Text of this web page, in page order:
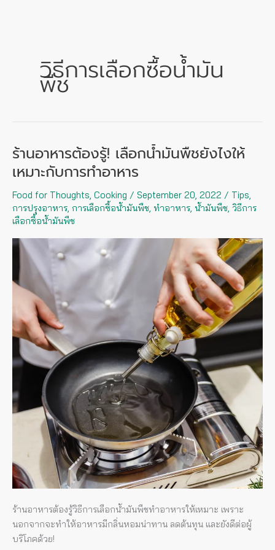
วิธีการเลือกซื้อน้ำมัน
พืช
ร้านอาหารต้องรู้! เลือกน้ำมันพืชยังไงให้
เหมาะกับการทำอาหาร
Food for Thoughts, Cooking / September 20, 2022 / Tips,
การปรุงอาหาร, การเลือกซื้อน้ำมันพืช, ทำอาหาร, น้ำมันพืช, วิธีการ
เลือกซื้อน้ำมันพืช
ร้านอาหารต้องรู้วิธีการเลือกน้ำมันพืชทำอาหารให้เหมาะ เพราะ
นอกจากจะทำให้อาหารมีกลิ่นหอมน่าทาน ลดต้นทุน และยังดีต่อผู้
บริโภคด้วย!
ร้าน
ต้อง
รู้!
เลือก
น้ำมัน
พืช
ไง
ให้
เหมาะ
กับ
การ
ทำ
อาหาร